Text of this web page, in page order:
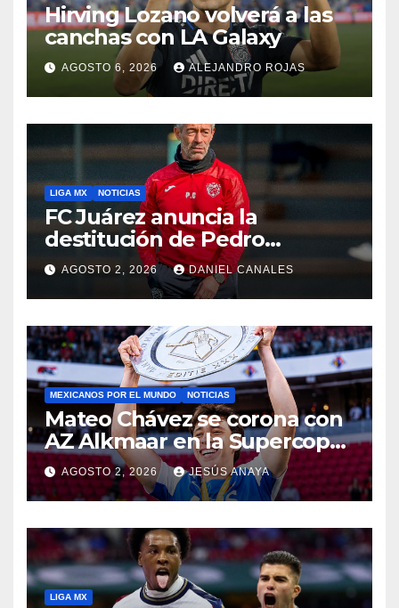
Hirving Lozano volverá a las
canchas con LA Galaxy
AGOSTO 6, 2026 ALEJANDRO ROJAS
LIGA MX NOTICIAS
FC Juárez anuncia la
destitución de Pedro
Caixinha
AGOSTO 2, 2026 DANIEL CANALES
MEXICANOS POR EL MUNDO NOTICIAS
Mateo Chávez se corona con
AZ Alkmaar en la Supercopa
de Países Bajos
AGOSTO 2, 2026 JESÚS ANAYA
LIGA MX